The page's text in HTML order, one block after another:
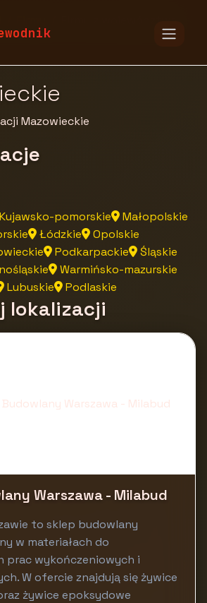
Mazowieckie
Kujawsko-pomorskie
Małopolskie
Łódzkie
Opolskie
Podkarpackie
Śląskie
Warmińsko-mazurskie
Lubuskie Podlaskie
lokalizacji
Warszawa - Milabud
to sklep budowlany
w materiałach do
prac wykończeniowych i
W ofercie znajdują się żywice
żywice epoksydowe